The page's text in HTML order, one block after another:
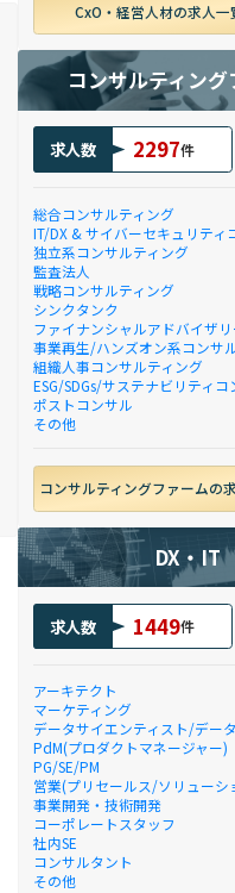
CxO・経営人材の求人一
コンサルティング
求人数 2297件
総合コンサルティング
IT/DX & サイバーセキュリティ
独立系コンサルティング
監査法人
戦略コンサルティング
シンクタンク
ファイナンシャルアドバイザリ
事業再生/ハンズオン系コンサ
組織人事コンサルティング
ESG/SDGs/サステナビリティ
ポストコンサル
その他
コンサルティングファームの
DX・IT
求人数 1449件
アーキテクト
マーケティング
データサイエンティスト/デー
PdM(プロダクトマネージャー)
PG/SE/PM
営業(プリセールス/ソリューシ
事業開発・技術開発
コーポレートスタッフ
社内SE
コンサルタント
その他